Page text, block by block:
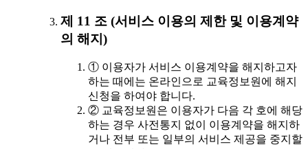
제 11 조 (서비스 이용의 제한 및 이용계약
의 해지)
① 이용자가 서비스 이용계약을 해지하고자
하는 때에는 온라인으로 교육정보원에 해지
신청을 하여야 합니다.
② 교육정보원은 이용자가 다음 각 호에 해당
하는 경우 사전통지 없이 이용계약을 해지하
거나 전부 또는 일부의 서비스 제공을 중지할